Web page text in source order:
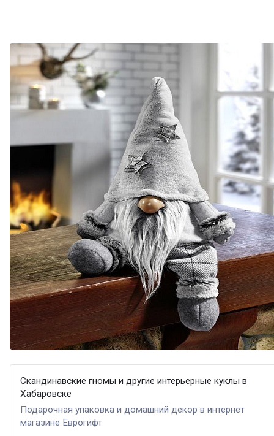
Скандинавские гномы и другие интерьерные куклы в
Хабаровске
Подарочная упаковка и домашний декор в интернет
магазине Еврогифт